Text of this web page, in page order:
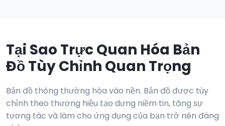
Tại Sao Trực Quan Hóa Bản
Đồ Tùy Chỉnh Quan Trọng
Bản đồ thông thường hòa vào nền. Bản đồ được tùy
chỉnh theo thương hiệu tạo dựng niềm tin, tăng sự
tương tác và làm cho ứng dụng của bạn trở nên đáng